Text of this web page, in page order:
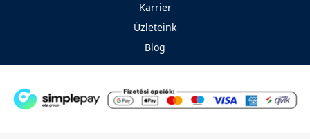
Karrier
Üzleteink
Blog